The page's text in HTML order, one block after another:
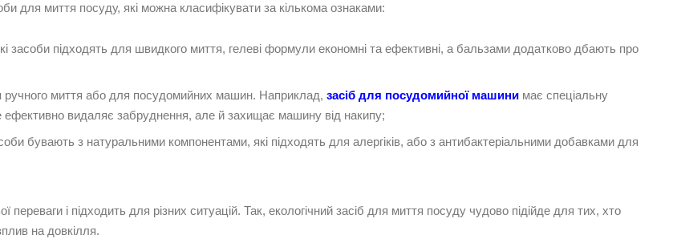
для миття посуду, які можна класифікувати за кількома ознаками:
засоби підходять для швидкого миття, гелеві формули економні та ефективні, а бальзами додатково дбають про
ручного миття або для посудомийних машин. Наприклад, засіб для посудомийної машини має спеціальну
видаляє забруднення, але й захищає машину від накипу;
бувають з натуральними компонентами, які підходять для алергіків, або з антибактеріальними добавками для
переваги і підходить для різних ситуацій. Так, екологічний засіб для миття посуду чудово підійде для тих, хто
на довкілля.